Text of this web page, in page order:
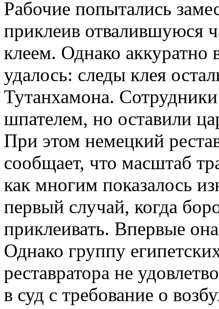
Рабочие попытались
приклеив отвалившуюся
клеем. Однако аккуратно
удалось: следы клея
Тутанхамона.
шпателeм, но оставили
При этом немецкий
сообщает, что масштаб
как многим показалось
первый случай, когда
приклеивать. Впервые
Однако группу
реставратора не
в суд с требование о